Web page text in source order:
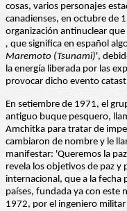
cosas, varios personajes
canadienses, en octubre de
organización antinuclear
, que significa en español
Maremoto (Tsunami)',
la energía liberada por las
provocar dicho evento
En setiembre de 1971, el
antiguo buque pesquero,
Amchitka para tratar de
cambiaron de nombre y le
manifestar: 'Queremos la
revela los objetivos de paz y
internacional, que a la fecha
países, fundada ya con este
1972, por el ingeniero